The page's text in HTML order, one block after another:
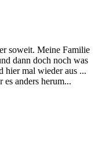
soweit. Meine Familie
dann doch noch was
hier mal wieder aus ...
anders herum...